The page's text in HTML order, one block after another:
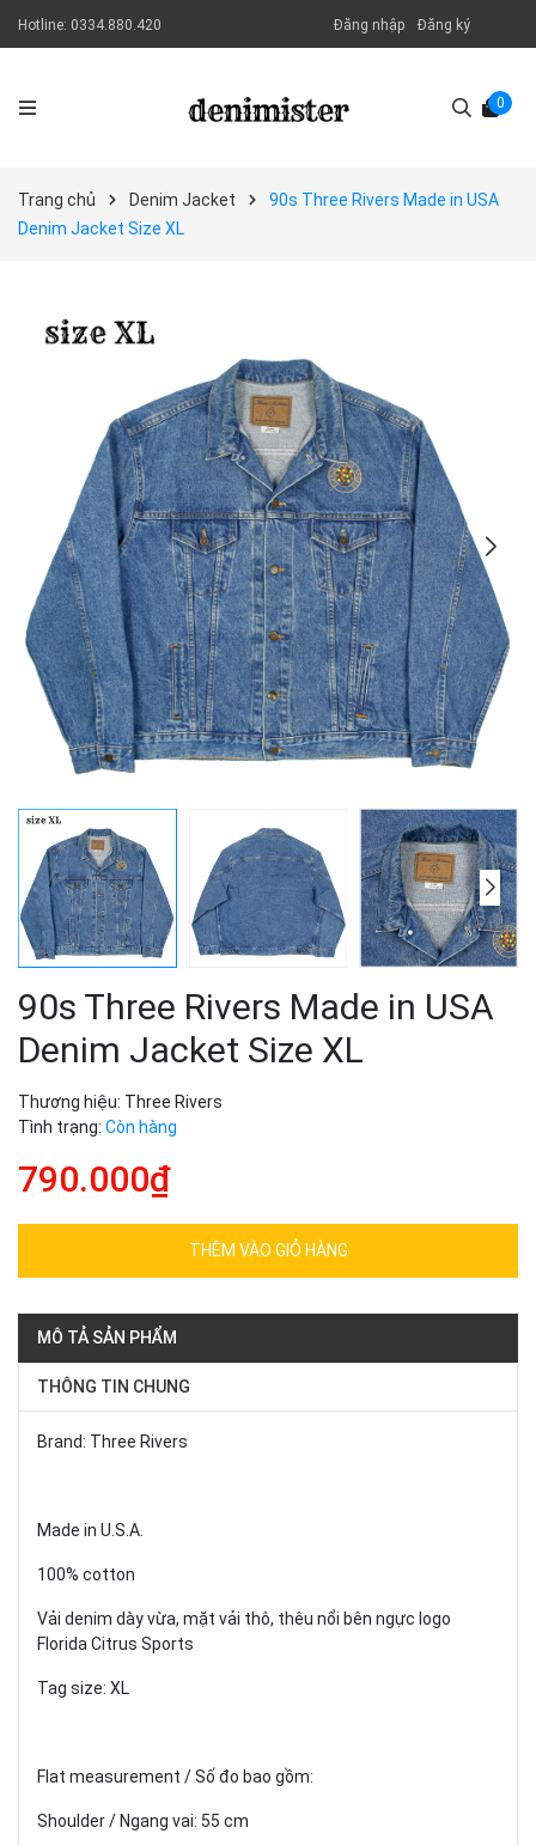
Hotline: 0334.880.420 Đăng nhập Đăng ký
0
Trang chủ Denim Jacket
90s Three Rivers Made in USA
Denim Jacket Size XL
90s Three Rivers Made in USA
Denim Jacket Size XL
Thương hiệu: Three Rivers
Tình trạng: Còn hàng
790.000₫
THÊM VÀO GIỎ HÀNG
MÔ TẢ SẢN PHẨM
THÔNG TIN CHUNG
Brand: Three Rivers
Made in U.S.A.
100% cotton
Vải denim dày vừa, mặt vải thô, thêu nổi bên ngực logo
Florida Citrus Sports
Tag size: XL
Flat measurement / Số đo bao gồm:
Shoulder / Ngang vai: 55 cm